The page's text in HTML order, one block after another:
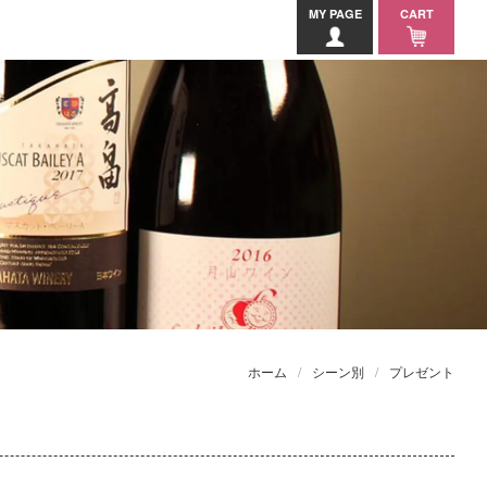
MY PAGE CART
ホーム シーン別 プレゼント